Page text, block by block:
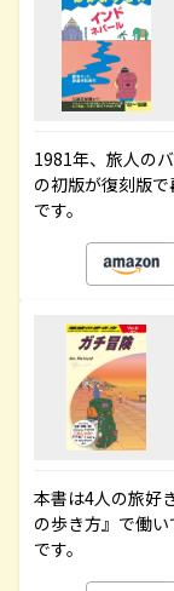
1981年、旅人の
の初版が復刻版
です。
本書は4人の旅好
の歩き方』で働
です。